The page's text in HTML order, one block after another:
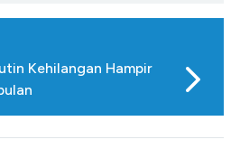
Kehilangan Hampir